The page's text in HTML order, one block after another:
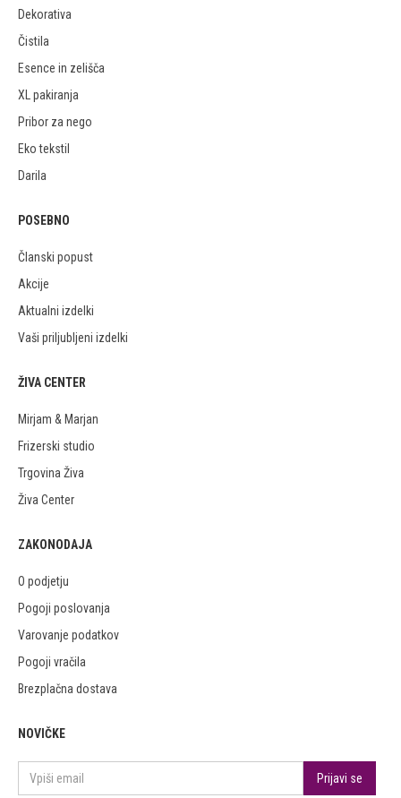
Dekorativa
Čistila
Esence in zelišča
XL pakiranja
Pribor za nego
Eko tekstil
Darila
POSEBNO
Članski popust
Akcije
Aktualni izdelki
Vaši priljubljeni izdelki
ŽIVA CENTER
Mirjam & Marjan
Frizerski studio
Trgovina Živa
Živa Center
ZAKONODAJA
O podjetju
Pogoji poslovanja
Varovanje podatkov
Pogoji vračila
Brezplačna dostava
NOVIČKE